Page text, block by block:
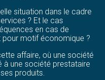
situation dans le cadre
? Et le cas
en cas de
pour motif économique ?
affaire, où une société
à une société prestataire
produits.